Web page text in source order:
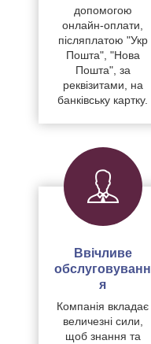
допомогою
онлайн-оплати,
післяплатою "Укр
Пошта", "Нова
Пошта", за
реквізитами, на
банківську картку.
Ввічливе
обслуговуванн
я
Компанія вкладає
величезні сили,
щоб знання та